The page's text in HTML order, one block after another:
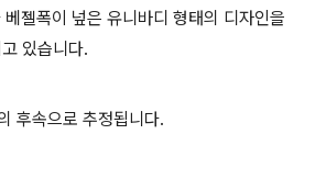
젤폭이 넢은 유니바디 형태의 디자인을
있습니다.
후속으로 추정됩니다.